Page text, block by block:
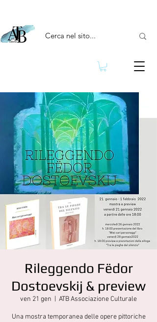
Rileggendo Fëdor
Dostoevskij & preview
ven 21 gen ATB Associazione Culturale
Una mostra temporanea delle opere pittoriche